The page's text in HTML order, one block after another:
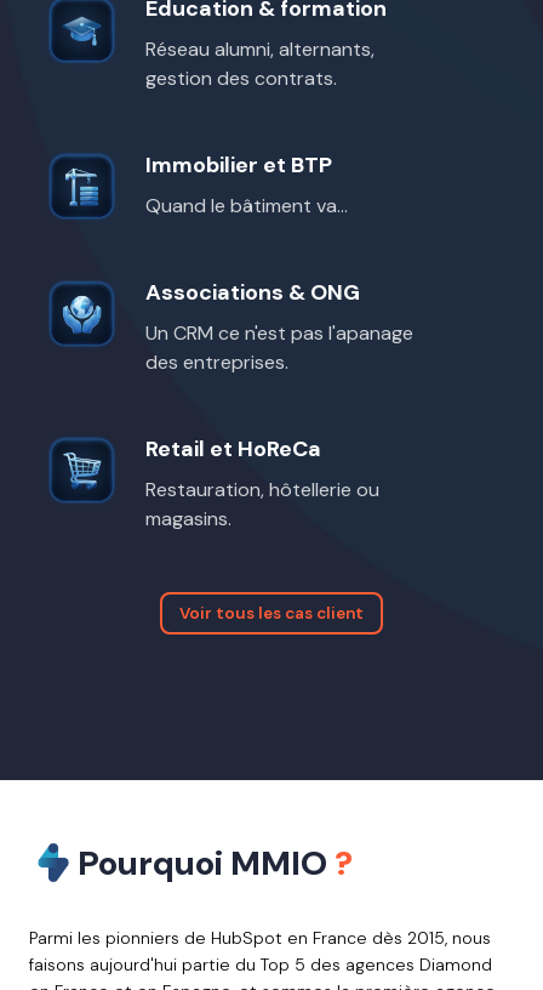
Education & formation
Réseau alumni, alternants,
gestion des contrats.
Education
formation
Immobilier et BTP
Quand le bâtiment va...
Immobilier
BTP
Associations & ONG
Un CRM ce n'est pas l'apanage
des entreprises.
Associations
ONG
Retail et HoReCa
Restauration, hôtellerie ou
magasins.
Retail
HoReCa
Voir tous les cas client
Pourquoi MMIO ?
Parmi les pionniers de HubSpot en France dès 2015, nous
faisons aujourd'hui partie du Top 5 des agences Diamond